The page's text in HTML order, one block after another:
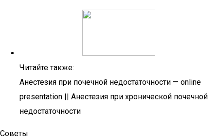
Читайте также:
Анестезия при почечной недостаточности — online
presentation || Анестезия при хронической почечной
недостаточности
Советы